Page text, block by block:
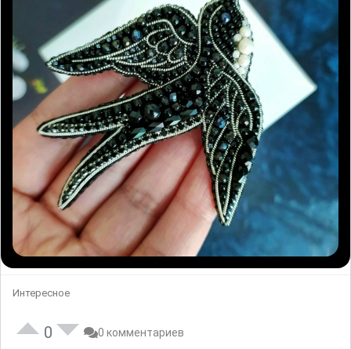
Интересное
0 0 комментариев